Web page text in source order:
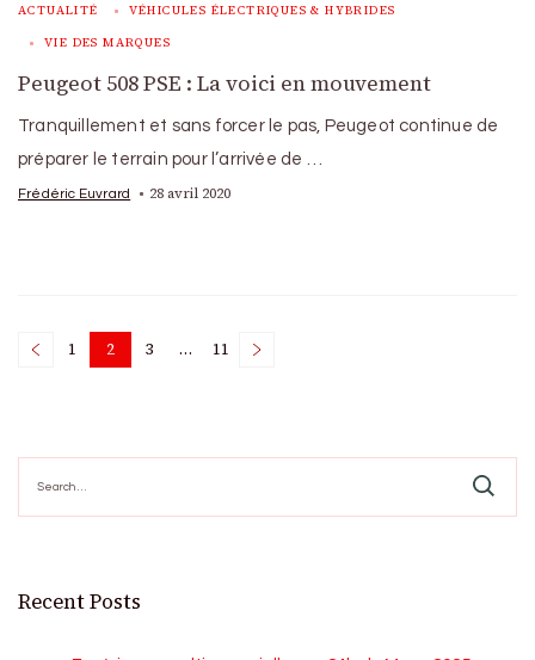
ACTUALITÉ VÉHICULES ÉLECTRIQUES & HYBRIDES
VIE DES MARQUES
Peugeot 508 PSE : La voici en mouvement
Tranquillement et sans forcer le pas, Peugeot continue de
préparer le terrain pour l’arrivée de …
Frédéric Euvrard 28 avril 2020
Posts
Page
1 Page
2 Page
3 … Page
11
for:
Recent Posts